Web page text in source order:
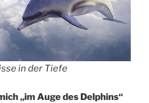
in der Tiefe
„im Auge des Delphins“